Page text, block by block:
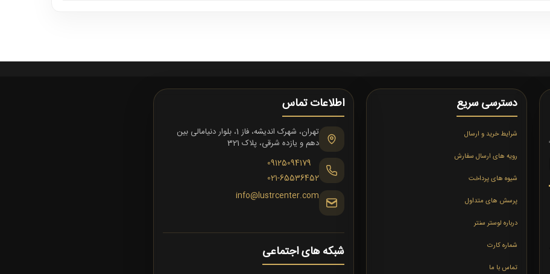
دسترسی سریع
شرایط خرید و ارسال
رویه های ارسال سفارش
شیوه های پرداخت
پرسش های متداول
درباره لوستر سنتر
شماره کارت
تماس با ما
اطلاعات تماس
تهران، شهرک اندیشه، فاز 1، بلوار دنیامالی بین
دهم و یازده شرقی، پلاک 321
09125094179
021-65536452
info@lustrcenter.com
شبکه های اجتماعی